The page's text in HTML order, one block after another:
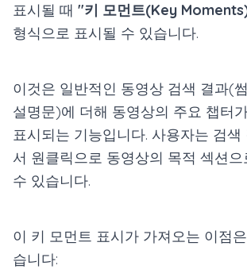
표시될 때 "키 모먼트(Key
형식으로 표시될 수 있습니다.
이것은 일반적인 동영상 검색 결과(
설명문)에 더해 동영상의 주요 챕터
표시되는 기능입니다. 사용자는 검색
서 원클릭으로 동영상의 목적 섹션
수 있습니다.
이 키 모먼트 표시가 가져오는 이점
습니다: